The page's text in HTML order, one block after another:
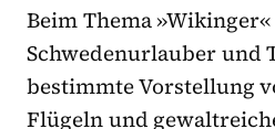
Beim Thema
Schwedenurlauber und
bestimmte Vorstellung
Flügeln und